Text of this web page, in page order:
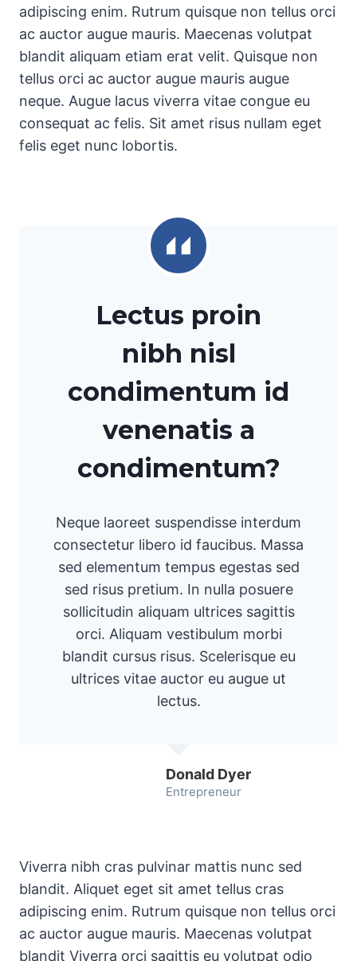
adipiscing enim. Rutrum quisque non tellus orci
ac auctor augue mauris. Maecenas volutpat
blandit aliquam etiam erat velit. Quisque non
tellus orci ac auctor augue mauris augue
neque. Augue lacus viverra vitae congue eu
consequat ac felis. Sit amet risus nullam eget
felis eget nunc lobortis.
Lectus proin
nibh nisl
condimentum id
venenatis a
condimentum?
Neque laoreet suspendisse interdum
consectetur libero id faucibus. Massa
sed elementum tempus egestas sed
sed risus pretium. In nulla posuere
sollicitudin aliquam ultrices sagittis
orci. Aliquam vestibulum morbi
blandit cursus risus. Scelerisque eu
ultrices vitae auctor eu augue ut
lectus.
Donald Dyer
Entrepreneur
Viverra nibh cras pulvinar mattis nunc sed
blandit. Aliquet eget sit amet tellus cras
adipiscing enim. Rutrum quisque non tellus orci
ac auctor augue mauris. Maecenas volutpat
blandit Viverra orci sagittis eu volutpat odio